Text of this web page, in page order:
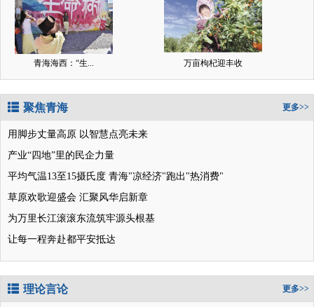
青海海西：“生... 万亩枸杞迎丰收
聚焦青海 更多>>
用脚步丈量高原 以智慧点亮未来
产业“四地”里的民企力量
平均气温13至15摄氏度 青海"凉经济"跑出"热消费"
草原欢歌迎盛会 汇聚风华启新章
为万里长江滚滚东流筑牢源头根基
让每一程奔赴都平安抵达
理论言论 更多>>